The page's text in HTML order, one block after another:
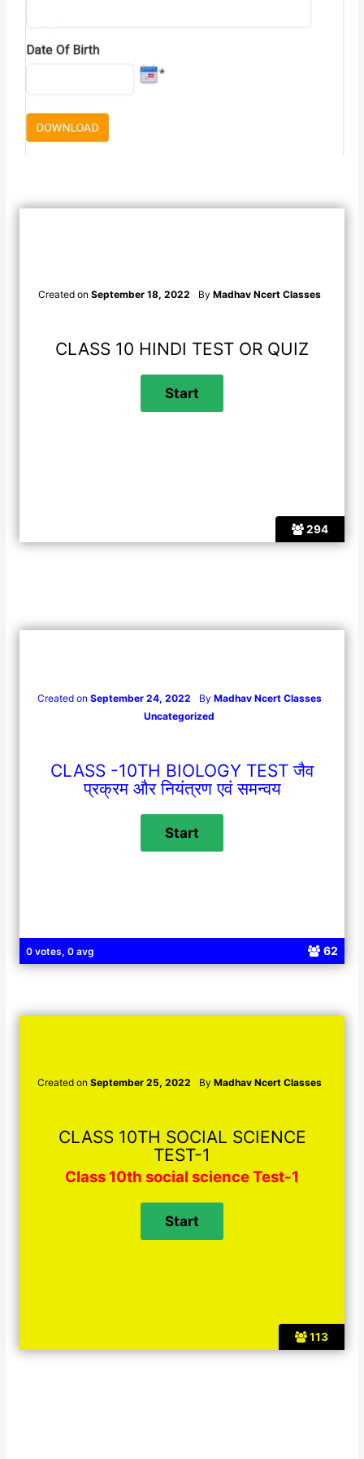
294
Created on September 18, 2022 By Madhav Ncert Classes
CLASS 10 HINDI TEST OR QUIZ
0 votes, 0 avg 62
Created on September 24, 2022 By Madhav Ncert Classes
Uncategorized
CLASS -10TH BIOLOGY TEST जैव
प्रक्रम और नियंत्रण एवं समन्वय
113
Created on September 25, 2022 By Madhav Ncert Classes
CLASS 10TH SOCIAL SCIENCE
TEST-1
Class 10th social science Test-1